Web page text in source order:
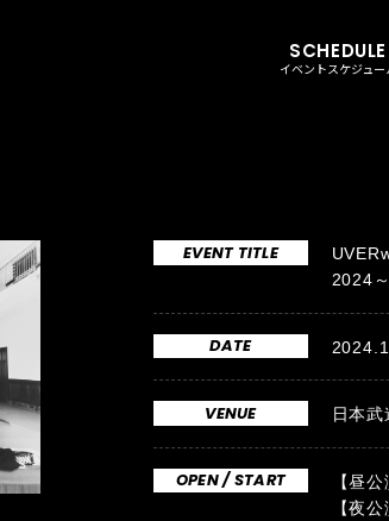
SCHEDULE
イベントスケジュー
EVENT TITLE
2024～
DATE
VENUE 日本武
OPEN / START
【昼
【夜